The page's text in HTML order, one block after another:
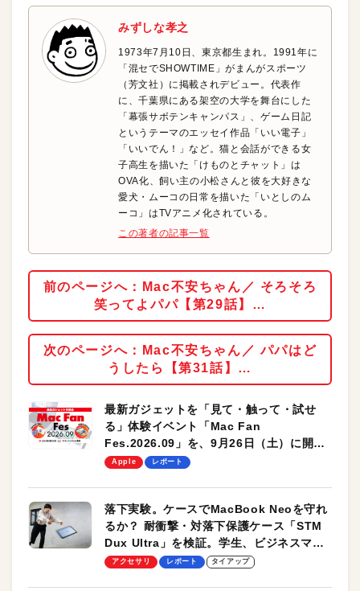
みずしな孝之
1973年7月10日、東京都生まれ。1991年に
「混セでSHOWTIME」がまんがスポーツ
（芳文社）に掲載されデビュー。代表作
に、千葉県にある架空の大学を舞台にした
「幕張サボテンキャンパス」、ゲーム日記
というテーマのエッセイ作品「いい電子」
「いいでん！」など。猫と会話ができる女
子高生を描いた「けものとチャット」は
OVA化、飼い主の小松さんと彼を大好きな
愛犬・ムーコの日常を描いた「いとしのム
ーコ」はTVアニメ化されている。
この著者の記事一覧
前のページへ：Mac不安ちゃん／ そろそろ
笑ってよパパ【第29話】…
次のページへ：Mac不安ちゃん／ パパはど
うしたら【第31話】…
最新ガジェットを「見て・触って・試せ
る」体験イベント「Mac Fan
Fes.2026.09」を、9月26日（土）に開催
します！
Apple レポート
落下実験。ケースでMacBook Neoを守れ
るか？ 耐衝撃・対落下保護ケース「STM
Dux Ultra」を検証。学生、ビジネスマン
のモバイルユースに最適！
アクセサリ レポート タイアップ